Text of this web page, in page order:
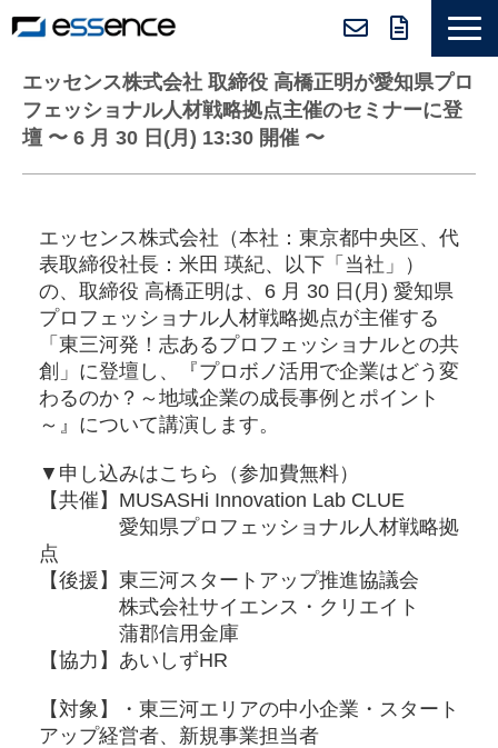
サービス紹介
ニュース＆トピックス
採用情報
セミナー＆コラム
エッセンス株式会社 取締役 高橋正明が愛知県プロ
フェッショナル人材戦略拠点主催のセミナーに登
壇 〜 6 月 30 日(月) 13:30 開催 〜
エッセンス株式会社（本社：東京都中央区、代
表取締役社長：⽶⽥ 瑛紀​​、以下「当社」）
の、取締役 高橋正明は、6 月 30 日(月) 愛知県
プロフェッショナル人材戦略拠点が主催する
「東三河発！志あるプロフェッショナルとの共
創」に登壇し、『プロボノ活用で企業はどう変
わるのか？～地域企業の成長事例とポイント
～』について講演します。
▼申し込みはこちら（参加費無料）
【共催】MUSASHi Innovation Lab CLUE
愛知県プロフェッショナル人材戦略拠
点
【後援】東三河スタートアップ推進協議会
株式会社サイエンス・クリエイト
蒲郡信用金庫
【協力】あいしずHR
【対象】・東三河エリアの中小企業・スタート
アップ経営者、新規事業担当者